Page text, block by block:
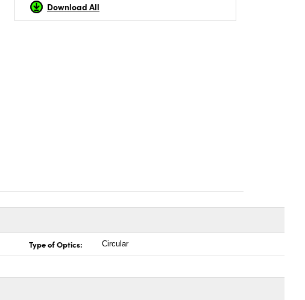
Download All
Type of Optics: Circular